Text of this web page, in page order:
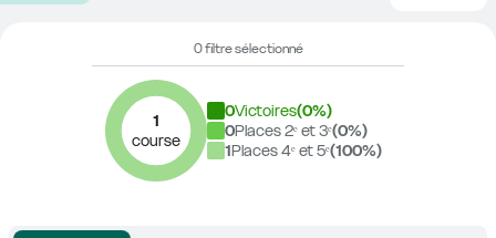
0 filtre sélectionné
1
course
0Victoires(0%)
0Places 2ᵉ et 3ᵉ(0%)
1Places 4ᵉ et 5ᵉ(100%)